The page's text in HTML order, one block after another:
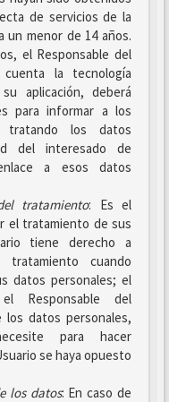
de servicios de la
un menor de 14 años.
el Responsable del
la tecnología
aplicación, deberá
para informar a los
tratando los datos
del interesado de
a esos datos
tratamiento: Es el
el tratamiento de sus
tiene derecho a
cuando
datos personales; el
Responsable del
datos personales,
para hacer
se haya opuesto
los datos: En caso de